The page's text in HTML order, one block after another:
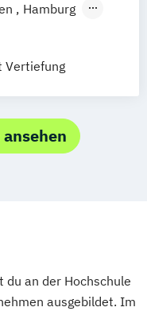
Hamburg
Campus
Köln
Aachen
Vertiefung
an der Hochschule
ausgebildet. Im